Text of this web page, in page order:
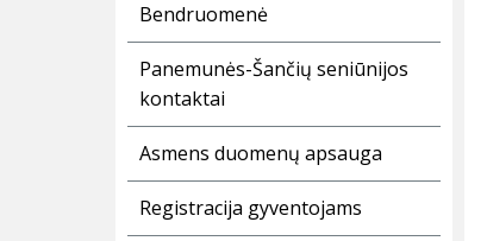
Bendruomenė
Panemunės-Šančių seniūnijos
kontaktai
Asmens duomenų apsauga
Registracija gyventojams